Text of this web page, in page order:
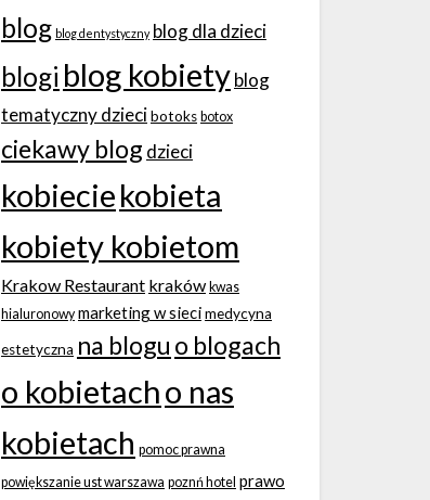
blog blog dentystyczny blog dla dzieci
blogi blog kobietyblog
tematyczny dziecibotoks botox
ciekawy blog dzieci
kobieciekobieta
kobiety kobietom
Krakow Restaurant kraków kwas
hialuronowy marketing w siecimedycyna
estetyczna na blogu o blogach
o kobietacho nas
kobietach pomoc prawna
powiększanie ust warszawa poznń hotel prawo